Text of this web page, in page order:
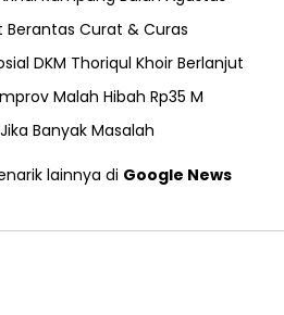
Berantas Curat & Curas
DKM Thoriqul Khoir Berlanjut
Malah Hibah Rp35 M
Banyak Masalah
lainnya di Google News